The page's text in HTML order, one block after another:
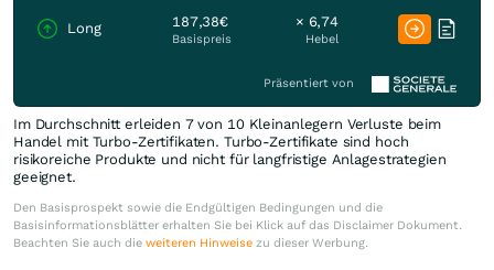
Long 187,38€
Basispreis
× 6,74
Hebel
Präsentiert von
Im Durchschnitt erleiden 7 von 10 Kleinanlegern Verluste beim
Handel mit Turbo-Zertifikaten. Turbo-Zertifikate sind hoch
risikoreiche Produkte und nicht für langfristige Anlagestrategien
geeignet.
Den Basisprospekt sowie die Endgültigen Bedingungen und die
Basisinformationsblätter erhalten Sie bei Klick auf das Disclaimer Dokument.
Beachten Sie auch die weiteren Hinweise zu dieser Werbung.